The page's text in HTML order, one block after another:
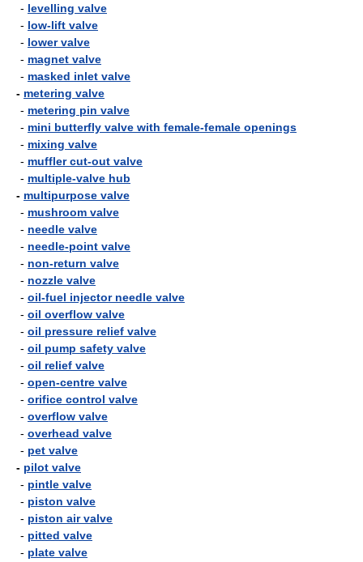
- levelling valve
- low-lift valve
- lower valve
- magnet valve
- masked inlet valve
- metering valve
- metering pin valve
- mini butterfly valve with female-female openings
- mixing valve
- muffler cut-out valve
- multiple-valve hub
- multipurpose valve
- mushroom valve
- needle valve
- needle-point valve
- non-return valve
- nozzle valve
- oil-fuel injector needle valve
- oil overflow valve
- oil pressure relief valve
- oil pump safety valve
- oil relief valve
- open-centre valve
- orifice control valve
- overflow valve
- overhead valve
- pet valve
- pilot valve
- pintle valve
- piston valve
- piston air valve
- pitted valve
- plate valve